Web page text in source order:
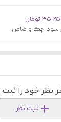
تومان
نظر خود را
ثبت نظر